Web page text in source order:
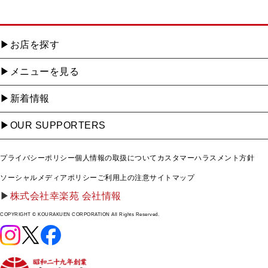
お店を探す
メニューを見る
新着情報
OUR SUPPORTERS
プライバシーポリシー個人情報の取扱について カスタマーハラスメント方針
ソーシャルメディアポリシー ご利用上の注意サイトマップ
株式会社幸楽苑 会社情報
COPYRIGHT © KOURAKUEN CORPORATION All Rights Reserved.